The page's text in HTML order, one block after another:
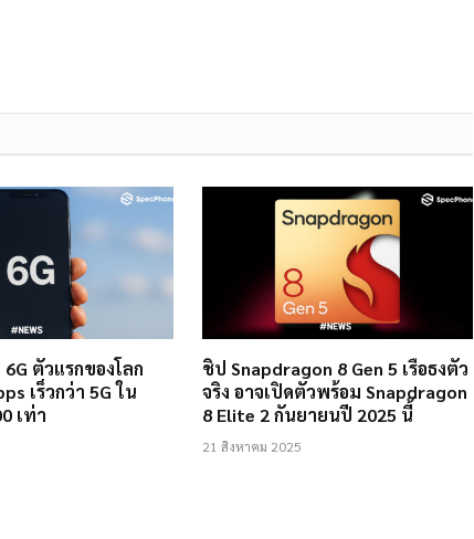
ตัวแรกของโลก
เร็วกว่า 5G ใน
เท่า
ชิป Snapdragon 8 Gen 5 เรือธงตัว
จริง อาจเปิดตัวพร้อม Snapdragon
8 Elite 2 กันยายนปี 2025 นี้
21 สิงหาคม 2025